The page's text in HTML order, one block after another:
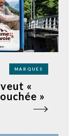
MARQUES
«
»